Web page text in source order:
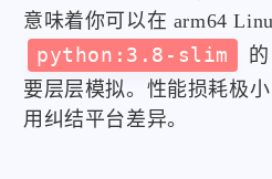
意味着你可以在 arm64
python:3.8-slim
要层层模拟。性能损耗极
用纠结平台差异。